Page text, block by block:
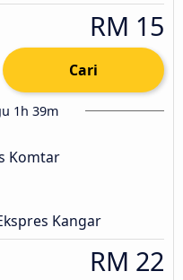
RM 15
Cari
1h 39m
Komtar
Kangar
RM 22